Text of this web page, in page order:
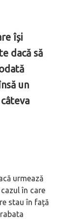
își
dacă să
un
urmează
în care
stau în față